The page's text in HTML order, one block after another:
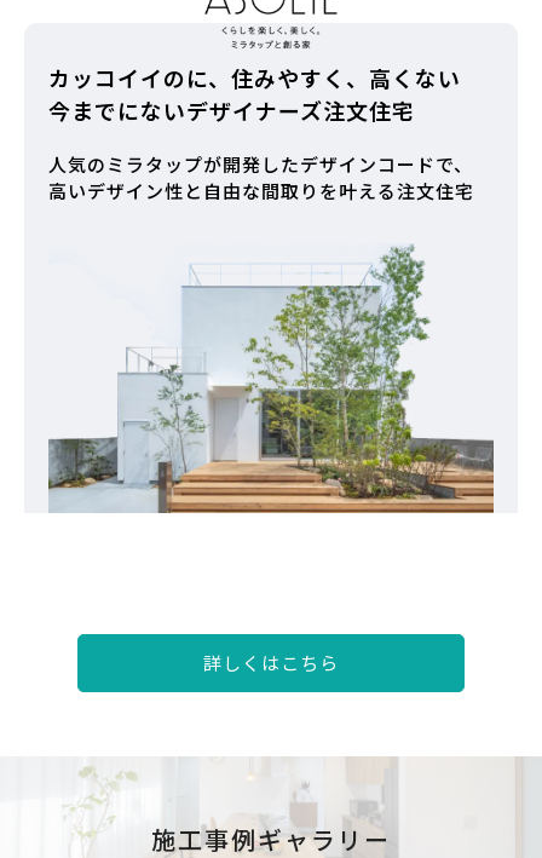
カッコイイのに、住みやすく、高くない
今までにないデザイナーズ注文住宅
人気のミラタップが開発したデザインコードで、
高いデザイン性と自由な間取りを叶える注文住宅
詳しくはこちら
施工事例ギャラリー